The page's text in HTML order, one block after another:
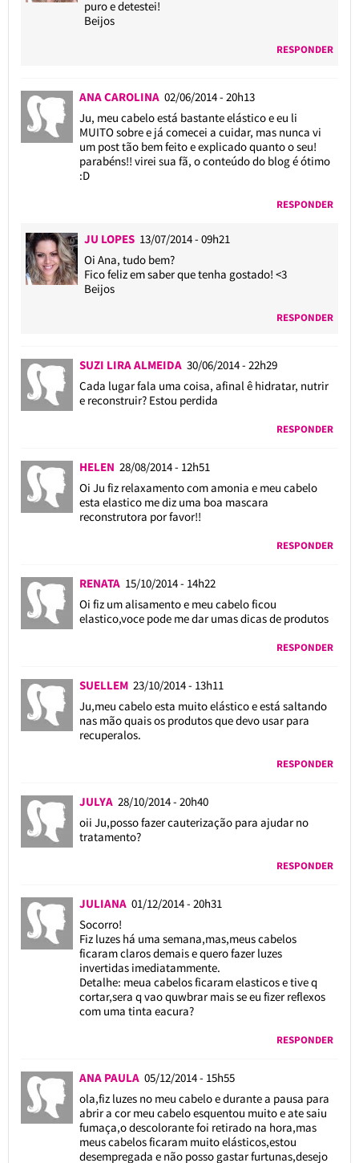
puro e detestei!
Beijos
RESPONDER
ANA CAROLINA 02/06/2014 - 20h13
Ju, meu cabelo está bastante elástico e eu li
MUITO sobre e já comecei a cuidar, mas nunca vi
um post tão bem feito e explicado quanto o seu!
parabéns!! virei sua fã, o conteúdo do blog é ótimo
:D
RESPONDER
JU LOPES 13/07/2014 - 09h21
Oi Ana, tudo bem?
Fico feliz em saber que tenha gostado! <3
Beijos
RESPONDER
SUZI LIRA ALMEIDA 30/06/2014 - 22h29
Cada lugar fala uma coisa, afinal ê hidratar, nutrir
e reconstruir? Estou perdida
RESPONDER
HELEN 28/08/2014 - 12h51
Oi Ju fiz relaxamento com amonia e meu cabelo
esta elastico me diz uma boa mascara
reconstrutora por favor!!
RESPONDER
RENATA 15/10/2014 - 14h22
Oi fiz um alisamento e meu cabelo ficou
elastico,voce pode me dar umas dicas de produtos
RESPONDER
SUELLEM 23/10/2014 - 13h11
Ju,meu cabelo esta muito elástico e está saltando
nas mão quais os produtos que devo usar para
recuperalos.
RESPONDER
JULYA 28/10/2014 - 20h40
oii Ju,posso fazer cauterização para ajudar no
tratamento?
RESPONDER
JULIANA 01/12/2014 - 20h31
Socorro!
Fiz luzes há uma semana,mas,meus cabelos
ficaram claros demais e quero fazer luzes
invertidas imediatammente.
Detalhe: meua cabelos ficaram elasticos e tive q
cortar,sera q vao quwbrar mais se eu fizer reflexos
com uma tinta eacura?
RESPONDER
ANA PAULA 05/12/2014 - 15h55
ola,fiz luzes no meu cabelo e durante a pausa para
abrir a cor meu cabelo esquentou muito e ate saiu
fumaça,o descolorante foi retirado na hora,mas
meus cabelos ficaram muito elásticos,estou
desempregada e não posso gastar furtunas,desejo